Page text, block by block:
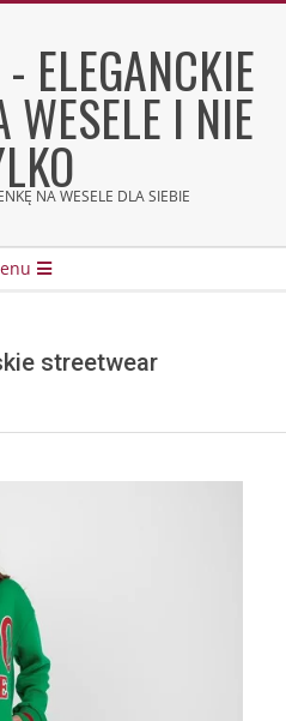
ELEGANCKIE
I NIE
NA WESELE DLA SIEBIE
streetwear